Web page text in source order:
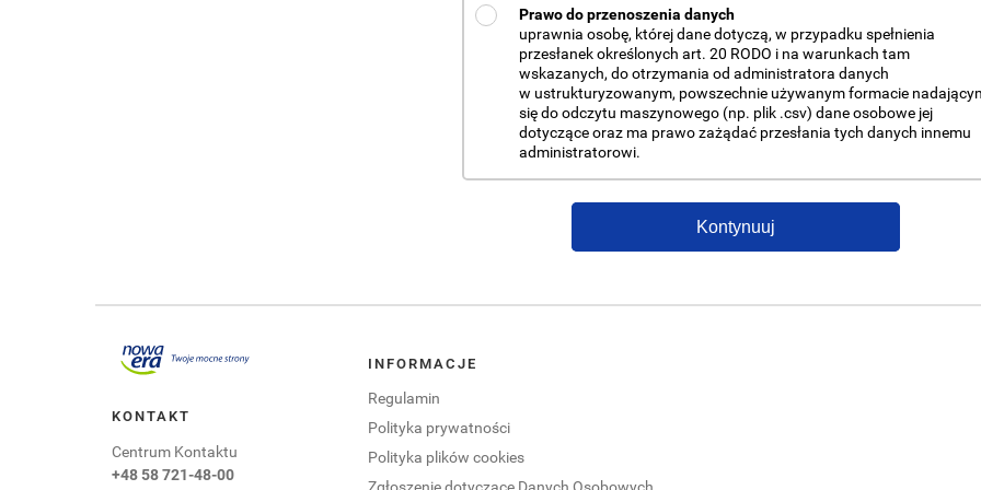
Prawo do przenoszenia danych
uprawnia osobę, której dane dotyczą, w przypadku spełnienia
przesłanek określonych art. 20 RODO i na warunkach tam
wskazanych, do otrzymania od administratora danych
w ustrukturyzowanym, powszechnie używanym formacie
się do odczytu maszynowego (np. plik .csv) dane osobowe jej
dotyczące oraz ma prawo zażądać przesłania tych danych innemu
administratorowi.
Kontynuuj
Przejdź do portalu nowaera.pl
KONTAKT
Centrum Kontaktu
+48 58 721-48-00
INFORMACJE
Regulamin
Polityka prywatności
Polityka plików cookies